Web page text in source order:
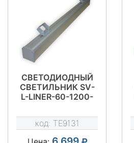
СВЕТОДИОДНЫЙ
СВЕТИЛЬНИК SV-
L-LINER-60-1200-
код: TE9131